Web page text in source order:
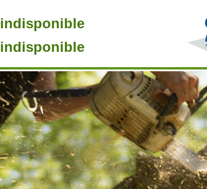
indisponible
indisponible